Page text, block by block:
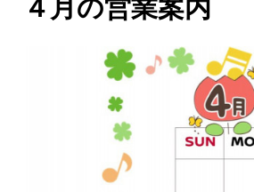
４月の営業案内